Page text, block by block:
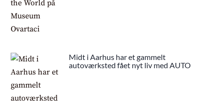
Midt i Aarhus har et gammelt
autoværksted fået nyt liv med AUTO